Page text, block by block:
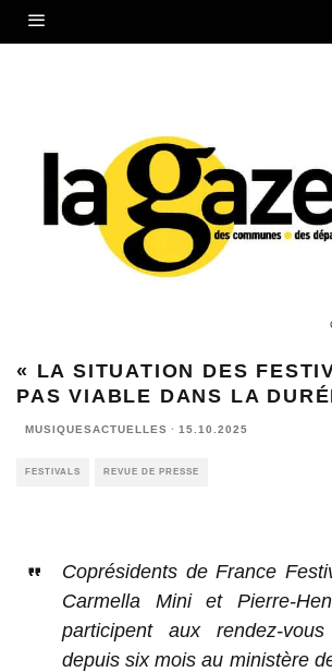
« LA SITUATION DES
PAS VIABLE DANS LA
MUSIQUESACTUELLES · 15.10.2025
FESTIVALS REVUE DE PRESSE
Coprésidents de France
Carmella Mini et Pierre-
participent aux rendez-
depuis six mois au ministère